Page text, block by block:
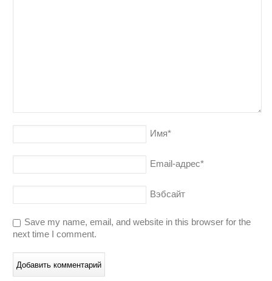
Имя*
Email-адрес*
Вэбсайт
Save my name, email, and website in this browser for the
next time I comment.